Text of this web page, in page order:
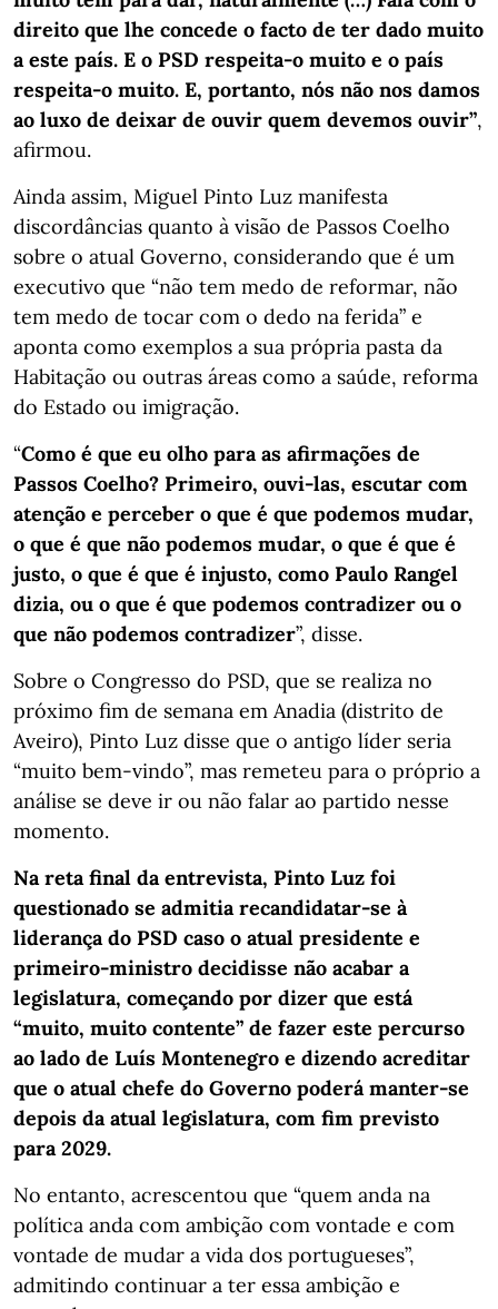
direito que lhe concede o facto de ter dado muito
a este país. E o PSD respeita-o muito e o país
respeita-o muito. E, portanto, nós não nos damos
ao luxo de deixar de ouvir quem devemos ouvir”,
afirmou.
Ainda assim, Miguel Pinto Luz manifesta
discordâncias quanto à visão de Passos Coelho
sobre o atual Governo, considerando que é um
executivo que “não tem medo de reformar, não
tem medo de tocar com o dedo na ferida” e
aponta como exemplos a sua própria pasta da
Habitação ou outras áreas como a saúde, reforma
do Estado ou imigração.
“Como é que eu olho para as afirmações de
Passos Coelho? Primeiro, ouvi-las, escutar com
atenção e perceber o que é que podemos mudar,
o que é que não podemos mudar, o que é que é
justo, o que é que é injusto, como Paulo Rangel
dizia, ou o que é que podemos contradizer ou o
que não podemos contradizer”, disse.
Sobre o Congresso do PSD, que se realiza no
próximo fim de semana em Anadia (distrito de
Aveiro), Pinto Luz disse que o antigo líder seria
“muito bem-vindo”, mas remeteu para o próprio a
análise se deve ir ou não falar ao partido nesse
momento.
Na reta final da entrevista, Pinto Luz foi
questionado se admitia recandidatar-se à
liderança do PSD caso o atual presidente e
primeiro-ministro decidisse não acabar a
legislatura, começando por dizer que está
“muito, muito contente” de fazer este percurso
ao lado de Luís Montenegro e dizendo acreditar
que o atual chefe do Governo poderá manter-se
depois da atual legislatura, com fim previsto
para 2029.
No entanto, acrescentou que “quem anda na
política anda com ambição com vontade e com
vontade de mudar a vida dos portugueses”,
admitindo continuar a ter essa ambição e